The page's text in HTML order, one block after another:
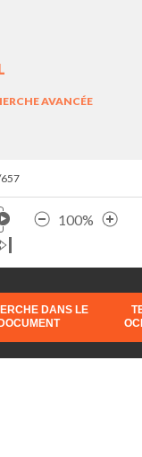
AVANCÉE
100%
DANS LE
DOCUMENT